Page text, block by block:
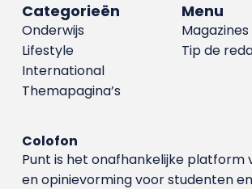
Menu
Magazines
Tip de
Categorieën
Onderwijs
Lifestyle
International
Themapagina’s
Colofon
Punt is het onafhankelijke platform
en opinievorming voor studenten en